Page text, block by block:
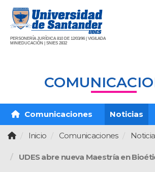
PERSONERÍA JURÍDICA 810 DE 12/03/96 | VIGILADA
MINIEDUCACIÓN | SNIES 2832
Comunicaciones Noticias
Inicio Comunicaciones
UDES abre nueva Maestría en